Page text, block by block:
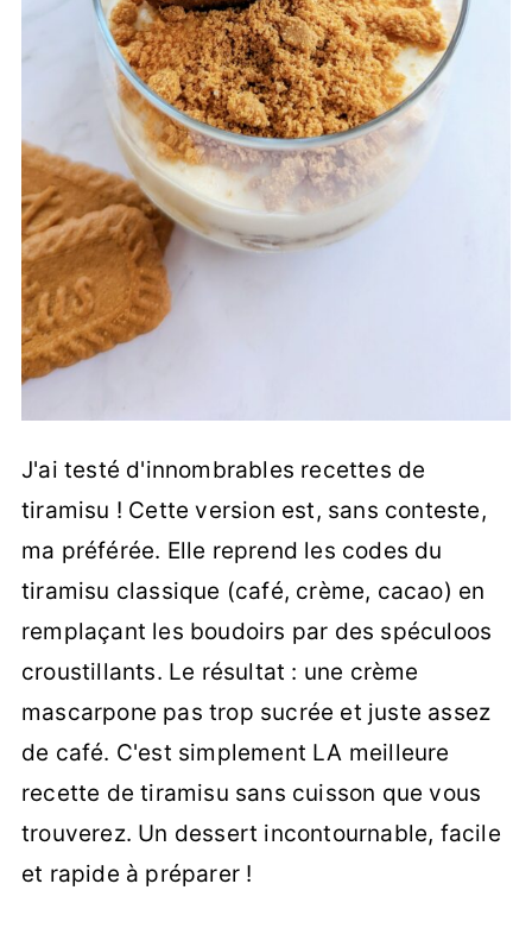
J'ai testé d'innombrables recettes de
tiramisu ! Cette version est, sans conteste,
ma préférée. Elle reprend les codes du
tiramisu classique (café, crème, cacao) en
remplaçant les boudoirs par des spéculoos
croustillants. Le résultat : une crème
mascarpone pas trop sucrée et juste assez
de café. C'est simplement LA meilleure
recette de tiramisu sans cuisson que vous
trouverez. Un dessert incontournable, facile
et rapide à préparer !